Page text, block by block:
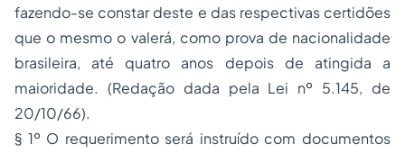
fazendo-se constar deste e das respectivas certidões
que o mesmo o valerá, como prova de nacionalidade
brasileira, até quatro anos depois de atingida a
maioridade. (Redação dada pela Lei nº 5.145, de
20/10/66).
§ 1º O requerimento será instruído com documentos